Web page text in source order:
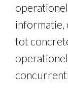
informatie,
tot